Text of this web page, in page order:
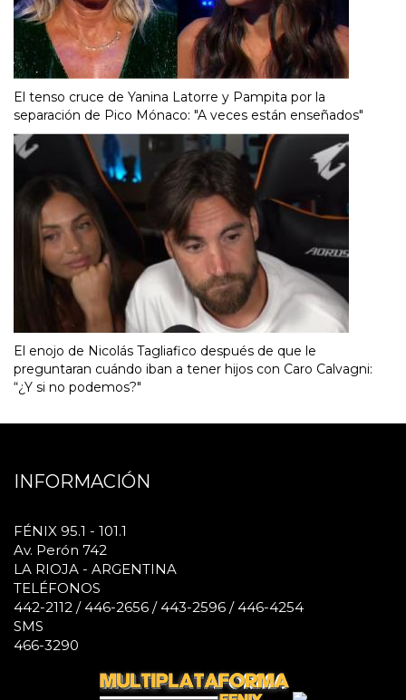
El tenso cruce de Yanina Latorre y Pampita por la
separación de Pico Mónaco: "A veces están enseñados"
El enojo de Nicolás Tagliafico después de que le
preguntaran cuándo iban a tener hijos con Caro Calvagni:
“¿Y si no podemos?"
INFORMACIÓN
FÉNIX 95.1 - 101.1
Av. Perón 742
LA RIOJA - ARGENTINA
TELÉFONOS
442-2112 / 446-2656 / 443-2596 / 446-4254
SMS
466-3290